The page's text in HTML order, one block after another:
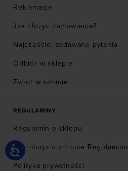
Reklamacje
Jak złożyć zamówienie?
Najczęściej zadawane pytania
Odbiór w sklepie
Zwrot w salonie
REGULAMINY
Regulamin e-sklepu
Informacja o zmianie Regulaminu
Polityka prywatności